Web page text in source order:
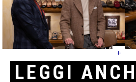
+
LEGGI